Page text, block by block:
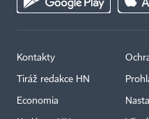
Kontakty
Tiráž redakce HN
Economia